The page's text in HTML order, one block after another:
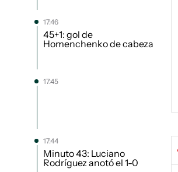
17:46
45+1: gol de
Homenchenko de cabeza
17:45
17:44
Minuto 43: Luciano
Rodríguez anotó el 1-0